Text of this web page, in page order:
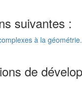
suivantes :
à la géométrie.
de